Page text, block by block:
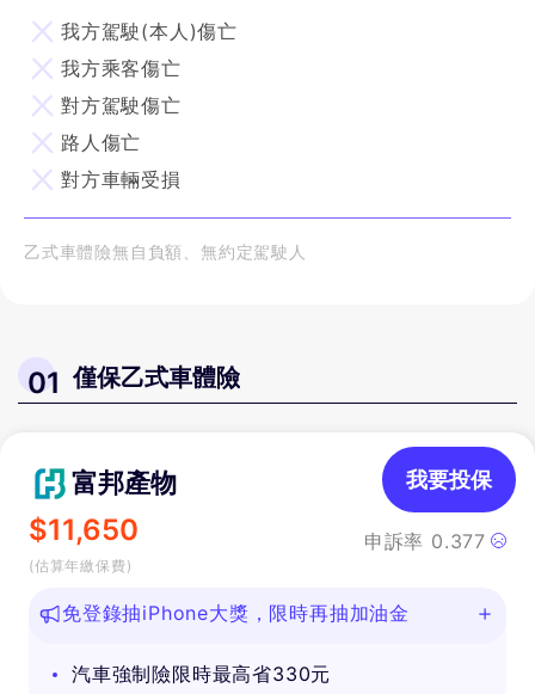
我方駕駛(本人)傷亡
我方乘客傷亡
對方駕駛傷亡
路人傷亡
對方車輛受損
乙式車體險無自負額、無約定駕駛人
01 僅保乙式車體險
富邦產物
$11,650
(估算年繳保費)
申訴率 0.377
我要投保
免登錄抽iPhone大獎，限時再抽加油金
汽車強制險限時最高省330元